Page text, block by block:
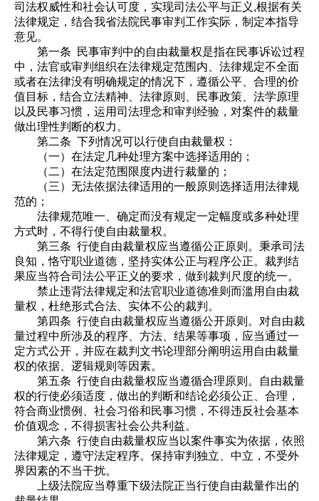
司法权威性和社会认可度，实现司法公平与正义,根据有关
法律规定，结合我省法院民事审判工作实际，制定本指导
意见。
第一条 民事审判中的自由裁量权是指在民事诉讼过程
中，法官或审判组织在法律规定范围内、法律规定不全面
或者在法律没有明确规定的情况下，遵循公平、合理的价
值目标，结合立法精神、法律原则、民事政策、法学原理
以及民事习惯，运用司法理念和审判经验，对案件的裁量
做出理性判断的权力。
第二条 下列情况可以行使自由裁量权：
（一）在法定几种处理方案中选择适用的；
（二）在法定范围限度内进行裁量的；
（三）无法依据法律适用的一般原则选择适用法律规
范的；
法律规范唯一、确定而没有规定一定幅度或多种处理
方式时，不得行使自由裁量权。
第三条 行使自由裁量权应当遵循公正原则。秉承司法
良知，恪守职业道德，坚持实体公正与程序公正。裁判结
果应当符合司法公平正义的要求，做到裁判尺度的统一。
禁止违背法律规定和法官职业道德准则而滥用自由裁
量权，杜绝形式合法、实体不公的裁判。
第四条 行使自由裁量权应当遵循公开原则。对自由裁
量过程中所涉及的程序、方法、结果等事项，应当通过一
定方式公开，并应在裁判文书论理部分阐明运用自由裁量
权的依据、逻辑规则等因素。
第五条 行使自由裁量权应当遵循合理原则。自由裁量
权的行使必须适度，做出的判断和结论必须公正、合理，
符合商业惯例、社会习俗和民事习惯，不得违反社会基本
价值观念，不得损害社会公共利益。
第六条 行使自由裁量权应当以案件事实为依据，依照
法律规定，遵守法定程序。保持审判独立、中立，不受外
界因素的不当干扰。
上级法院应当尊重下级法院正当行使自由裁量作出的